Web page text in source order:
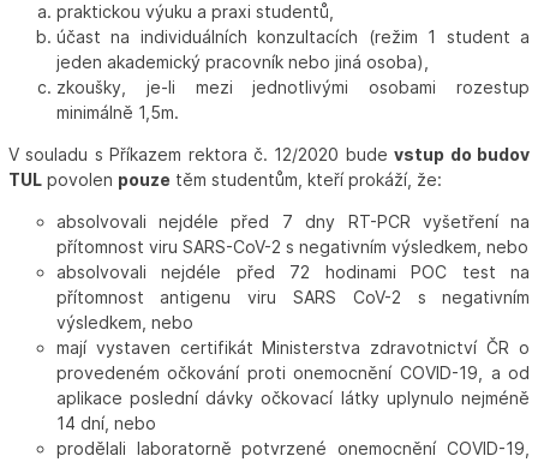
praktickou výuku a praxi studentů,
účast na individuálních konzultacích (režim 1 student a
jeden akademický pracovník nebo jiná osoba),
zkoušky, je-li mezi jednotlivými osobami rozestup
minimálně 1,5m.
V souladu s Příkazem rektora č. 12/2020 budevstup do budov
TULpovolen pouze těm studentům, kteří prokáží, že:
absolvovali nejdéle před 7 dny RT-PCR vyšetření na
přítomnost viru SARS-CoV-2 s negativním výsledkem, nebo
absolvovali nejdéle před 72 hodinami POC test na
přítomnost antigenu viru SARS CoV-2 s negativním
výsledkem, nebo
mají vystaven certifikát Ministerstva zdravotnictví ČR o
provedeném očkování proti onemocnění COVID-19, a od
aplikace poslední dávky očkovací látky uplynulo nejméně
14 dní, nebo
prodělali laboratorně potvrzené onemocnění COVID-19,